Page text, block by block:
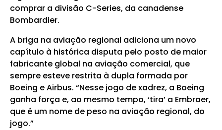
comprar a divisão C-Series, da canadense
Bombardier.
A briga na aviação regional adiciona um novo
capítulo à histórica disputa pelo posto de maior
fabricante global na aviação comercial, que
sempre esteve restrita à dupla formada por
Boeing e Airbus. “Nesse jogo de xadrez, a Boeing
ganha força e, ao mesmo tempo, ‘tira’ a Embraer,
que é um nome de peso na aviação regional, do
jogo.”